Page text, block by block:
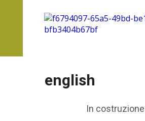
english
In costruzione